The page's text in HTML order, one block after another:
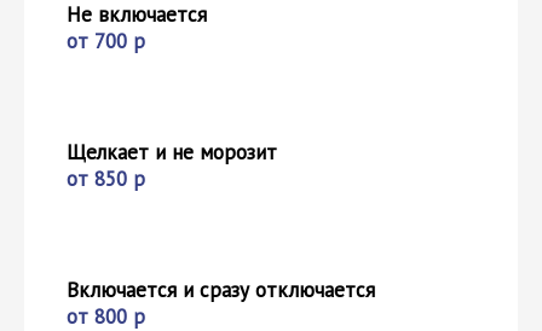
Не включается
от 700 р
Щелкает и не морозит
от 850 р
Включается и сразу отключается
от 800 р